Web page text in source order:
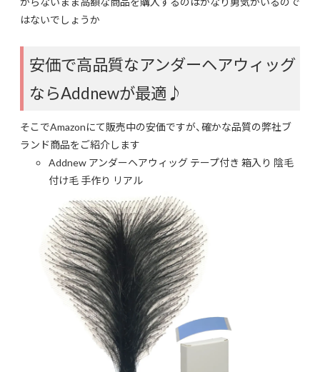
はないでしょうか
安価で高品質なアンダーヘアウィッグ
ならAddnewが最適♪
そこでAmazonにて販売中の安価ですが、確かな品質の弊社ブ
ランド商品をご紹介します
Addnew アンダーヘアウィッグ テープ付き 箱入り 陰毛
付け毛 手作り リアル